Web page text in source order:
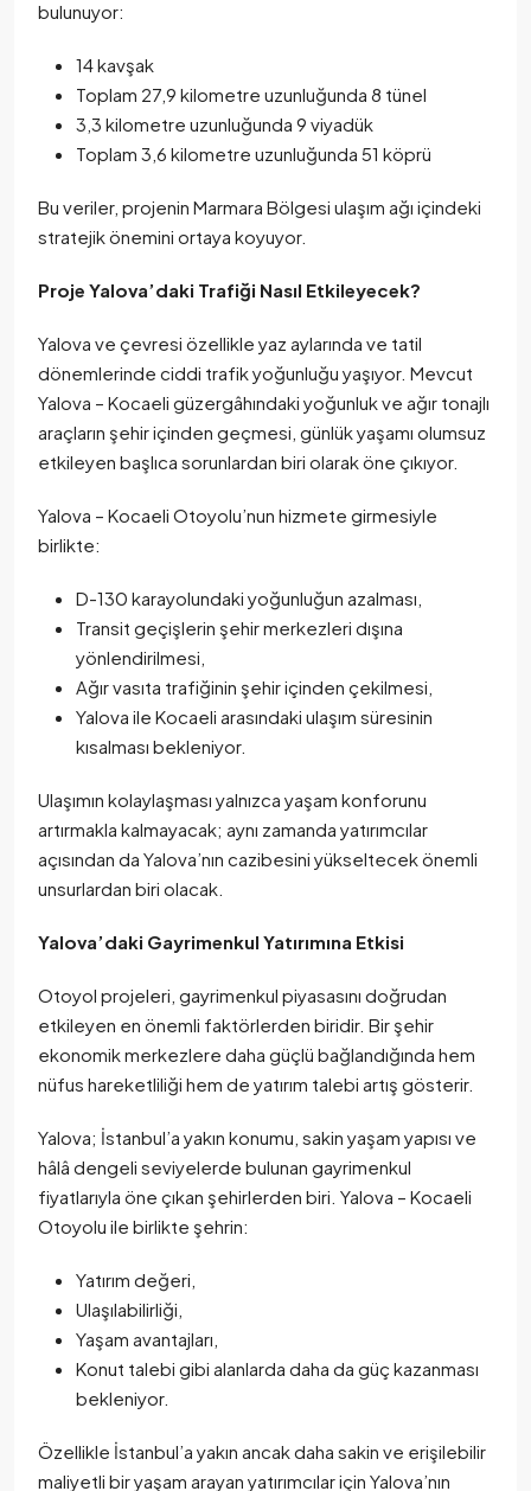
bulunuyor:
14 kavşak
Toplam 27,9 kilometre uzunluğunda 8 tünel
3,3 kilometre uzunluğunda 9 viyadük
Toplam 3,6 kilometre uzunluğunda 51 köprü
Bu veriler, projenin Marmara Bölgesi ulaşım ağı içindeki
stratejik önemini ortaya koyuyor.
Proje Yalova’daki Trafiği Nasıl Etkileyecek?
Yalova ve çevresi özellikle yaz aylarında ve tatil
dönemlerinde ciddi trafik yoğunluğu yaşıyor. Mevcut
Yalova – Kocaeli güzergâhındaki yoğunluk ve ağır tonajlı
araçların şehir içinden geçmesi, günlük yaşamı olumsuz
etkileyen başlıca sorunlardan biri olarak öne çıkıyor.
Yalova – Kocaeli Otoyolu’nun hizmete girmesiyle
birlikte:
D-130 karayolundaki yoğunluğun azalması,
Transit geçişlerin şehir merkezleri dışına
yönlendirilmesi,
Ağır vasıta trafiğinin şehir içinden çekilmesi,
Yalova ile Kocaeli arasındaki ulaşım süresinin
kısalması bekleniyor.
Ulaşımın kolaylaşması yalnızca yaşam konforunu
artırmakla kalmayacak; aynı zamanda yatırımcılar
açısından da Yalova’nın cazibesini yükseltecek önemli
unsurlardan biri olacak.
Yalova’daki Gayrimenkul Yatırımına Etkisi
Otoyol projeleri, gayrimenkul piyasasını doğrudan
etkileyen en önemli faktörlerden biridir. Bir şehir
ekonomik merkezlere daha güçlü bağlandığında hem
nüfus hareketliliği hem de yatırım talebi artış gösterir.
Yalova; İstanbul’a yakın konumu, sakin yaşam yapısı ve
hâlâ dengeli seviyelerde bulunan gayrimenkul
fiyatlarıyla öne çıkan şehirlerden biri. Yalova – Kocaeli
Otoyolu ile birlikte şehrin:
Yatırım değeri,
Ulaşılabilirliği,
Yaşam avantajları,
Konut talebi gibi alanlarda daha da güç kazanması
bekleniyor.
Özellikle İstanbul’a yakın ancak daha sakin ve erişilebilir
maliyetli bir yaşam arayan yatırımcılar için Yalova’nın